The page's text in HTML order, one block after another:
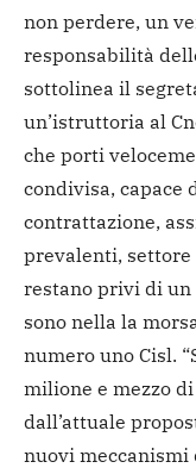
non perdere, un
responsabilità
sottolinea il
un’istruttoria al
che porti
condivisa, capace
contrattazione,
prevalenti,
restano privi di
sono nella la
numero uno Cisl.
milione e mezzo
dall’attuale
nuovi meccanismi